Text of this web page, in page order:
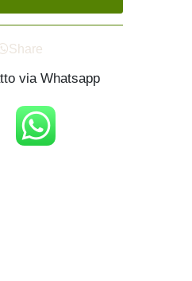
Share
via Whatsapp